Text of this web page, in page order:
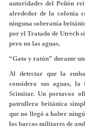
autoridades del Peñón
alrededor de la colonia
ninguna soberanía
por el Tratado de Utrech
pero no las aguas.
“Gato y ratón” durante
Al detectar que la
considera sus aguas,
Scimitar. Un portavoz
patrullera británica
que no llegó a haber
los barcos militares de